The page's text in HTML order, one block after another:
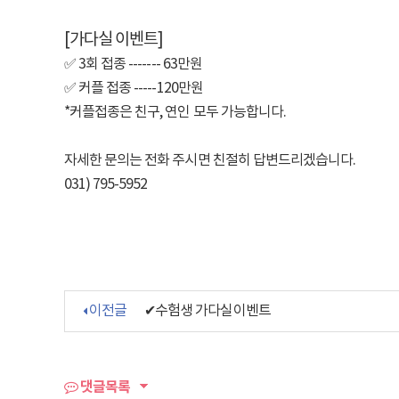
[가다실 이벤트]
✅ 3회 접종 ------- 63만원
✅ 커플 접종 -----120만원
*커플접종은 친구, 연인 모두 가능합니다.
자세한 문의는 전화 주시면 친절히 답변드리겠습니다.
031) 795-5952
이전글 ✔수험생 가다실이벤트
댓글목록